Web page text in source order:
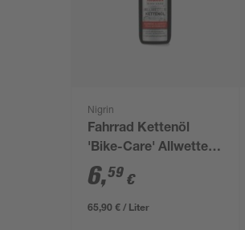
Nigrin
Fahrrad Kettenöl
'Bike-Care' Allwetter
100 ml
6,59 €
65,90 € / Liter